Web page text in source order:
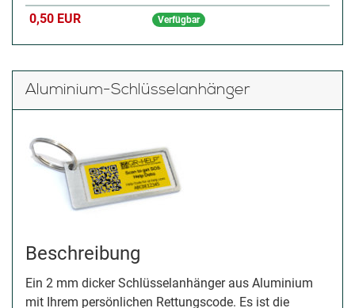
0,50 EUR
Verfügbar
Aluminium-Schlüsselanhänger
Beschreibung
Ein 2 mm dicker Schlüsselanhänger aus Aluminium
mit Ihrem persönlichen Rettungscode. Es ist die